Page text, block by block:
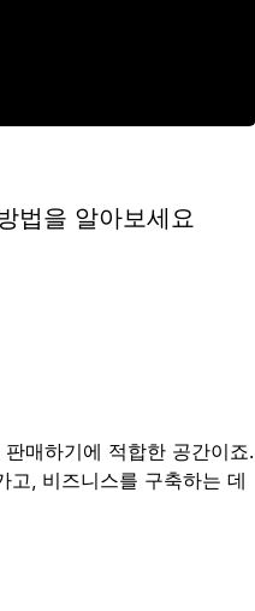
법을 알아보세요
매하기에 적합한 공간이죠.
고, 비즈니스를 구축하는 데